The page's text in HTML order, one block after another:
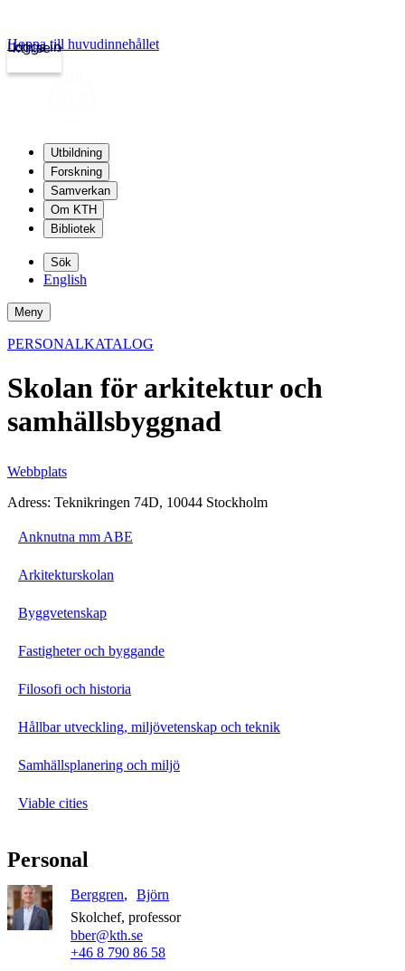
kth.se
Logga in
Hoppa till huvudinnehållet
Utbildning
Forskning
Samverkan
Om KTH
Bibliotek
Sök
English
Meny
PERSONALKATALOG
Skolan för arkitektur och
samhällsbyggnad
Webbplats
Adress: Teknikringen 74D, 10044 Stockholm
Anknutna mm ABE
Arkitekturskolan
Byggvetenskap
Fastigheter och byggande
Filosofi och historia
Hållbar utveckling, miljövetenskap och teknik
Samhällsplanering och miljö
Viable cities
Personal
Berggren
Björn
Skolchef, professor
bber@kth.se
+46 8 790 86 58